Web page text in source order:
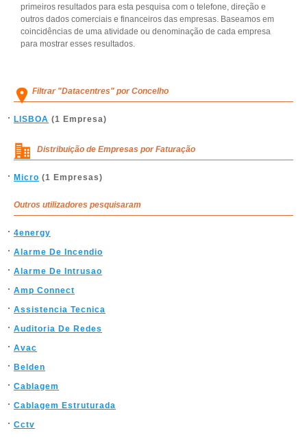
primeiros resultados para esta pesquisa com o telefone, direção e
outros dados comerciais e financeiros das empresas. Baseamos em
coincidências de uma atividade ou denominação de cada empresa
para mostrar esses resultados.
Filtrar "Datacentres" por Concelho
LISBOA (1 Empresa)
Distribuição de Empresas por Faturação
Micro (1 Empresas)
Outros utilizadores pesquisaram
4energy
Alarme De Incendio
Alarme De Intrusao
Amp Connect
Assistencia Tecnica
Auditoria De Redes
Avac
Belden
Cablagem
Cablagem Estruturada
Cctv